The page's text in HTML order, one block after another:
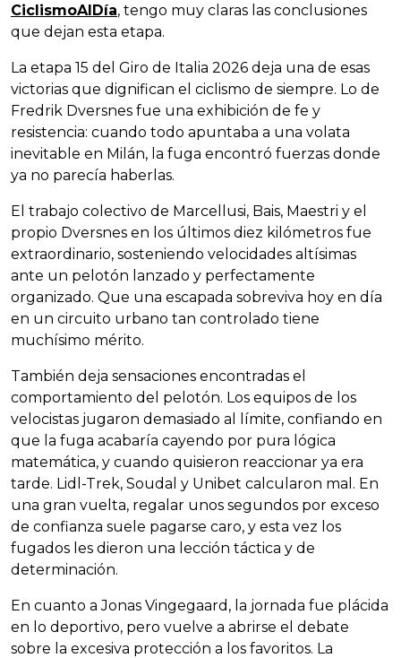
CiclismoAlDía, tengo muy claras las conclusiones
que dejan esta etapa.
La etapa 15 del Giro de Italia 2026 deja una de esas
victorias que dignifican el ciclismo de siempre. Lo de
Fredrik Dversnes fue una exhibición de fe y
resistencia: cuando todo apuntaba a una volata
inevitable en Milán, la fuga encontró fuerzas donde
ya no parecía haberlas.
El trabajo colectivo de Marcellusi, Bais, Maestri y el
propio Dversnes en los últimos diez kilómetros fue
extraordinario, sosteniendo velocidades altísimas
ante un pelotón lanzado y perfectamente
organizado. Que una escapada sobreviva hoy en día
en un circuito urbano tan controlado tiene
muchísimo mérito.
También deja sensaciones encontradas el
comportamiento del pelotón. Los equipos de los
velocistas jugaron demasiado al límite, confiando en
que la fuga acabaría cayendo por pura lógica
matemática, y cuando quisieron reaccionar ya era
tarde. Lidl-Trek, Soudal y Unibet calcularon mal. En
una gran vuelta, regalar unos segundos por exceso
de confianza suele pagarse caro, y esta vez los
fugados les dieron una lección táctica y de
determinación.
En cuanto a Jonas Vingegaard, la jornada fue plácida
en lo deportivo, pero vuelve a abrirse el debate
sobre la excesiva protección a los favoritos. La